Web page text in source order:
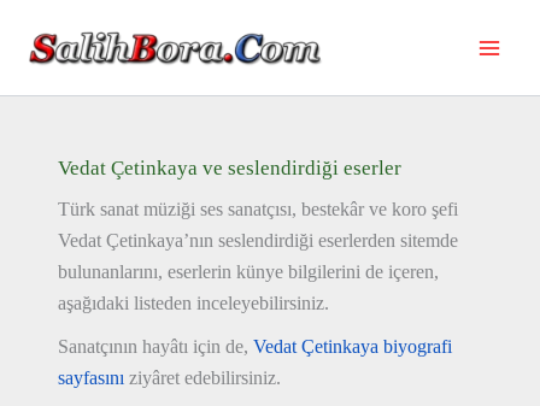
Vedat Çetinkaya ve seslendirdiği eserler
Türk sanat müziği ses sanatçısı, bestekâr ve koro şefi
Vedat Çetinkaya’nın seslendirdiği eserlerden sitemde
bulunanlarını, eserlerin künye bilgilerini de içeren,
aşağıdaki listeden inceleyebilirsiniz.
Sanatçının hayâtı için de, Vedat Çetinkaya biyografi
sayfasını ziyâret edebilirsiniz.